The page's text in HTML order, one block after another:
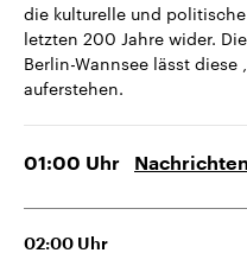
die kulturelle und
letzten 200 Jahre wider.
Berlin-Wannsee lässt diese
auferstehen.
01:00 Uhr Nachrichten
02:00 Uhr